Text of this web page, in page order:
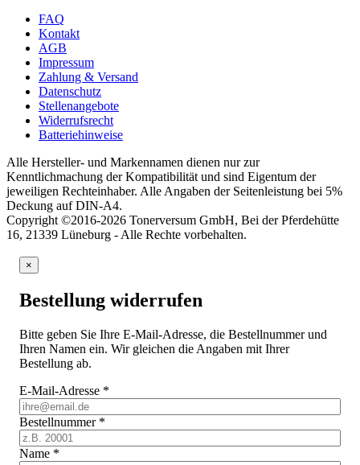
FAQ
Kontakt
AGB
Impressum
Zahlung & Versand
Datenschutz
Stellenangebote
Widerrufsrecht
Batteriehinweise
Alle Hersteller- und Markennamen dienen nur zur
Kenntlichmachung der Kompatibilität und sind Eigentum der
jeweiligen Rechteinhaber. Alle Angaben der Seitenleistung bei 5%
Deckung auf DIN-A4.
Copyright ©2016-2026 Tonerversum GmbH, Bei der Pferdehütte
16, 21339 Lüneburg - Alle Rechte vorbehalten.
×
Bestellung widerrufen
Bitte geben Sie Ihre E-Mail-Adresse, die Bestellnummer und
Ihren Namen ein. Wir gleichen die Angaben mit Ihrer
Bestellung ab.
E-Mail-Adresse *
Bestellnummer *
Name *